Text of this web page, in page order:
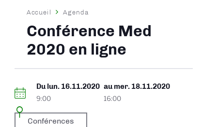
Fil
d'Ariane
Accueil Agenda
Conférence Med
2020 en ligne
Du lun. 16.11.2020
9:00
au mer. 18.11.2020
16:00
Conférences